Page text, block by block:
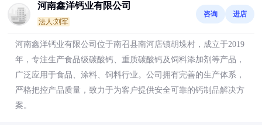
河南鑫洋钙业有限公司
法人:刘军
咨询 进店
河南鑫洋钙业有限公司位于南召县南河店镇胡垛村，成立于2019
年，专注生产食品级碳酸钙、重质碳酸钙及饲料添加剂等产品，
广泛应用于食品、涂料、饲料行业。公司拥有完善的生产体系，
严格把控产品质量，致力于为客户提供安全可靠的钙制品解决方
案。